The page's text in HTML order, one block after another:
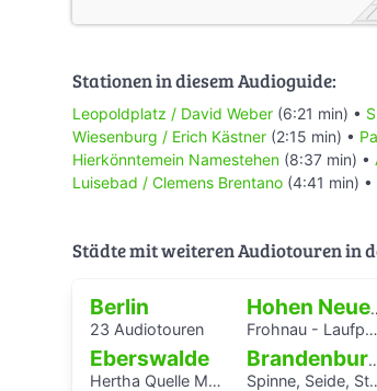
Stationen in diesem Audioguide:
Leopoldplatz / David Weber (6:21 min) •
Wiesenburg / Erich Kästner (2:15 min) •
Hierkönntemein Namestehen (8:37 min) •
Luisebad / Clemens Brentano (4:41 min) •
Städte mit weiteren Audiotouren in
Berlin
23 Audiotouren
Frohnau - Laufpark Reinickendorf
Eberswalde
Hertha Quelle Moorwanderung
Brandenburg
Spinne, Seide, Stahl – Arbeit und Kunst in Brandenburg.